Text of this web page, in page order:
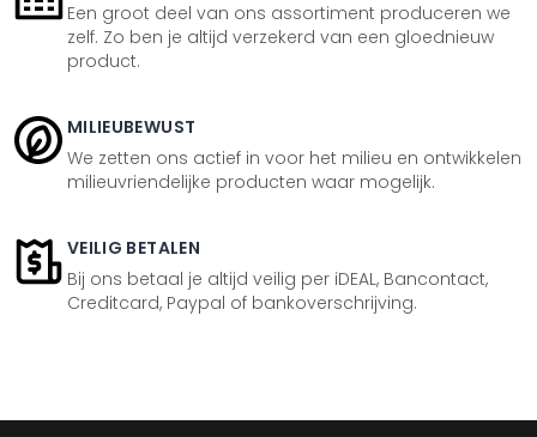
Een groot deel van ons assortiment produceren we
zelf. Zo ben je altijd verzekerd van een gloednieuw
product.
MILIEUBEWUST
We zetten ons actief in voor het milieu en ontwikkelen
milieuvriendelijke producten waar mogelijk.
VEILIG BETALEN
Bij ons betaal je altijd veilig per iDEAL, Bancontact,
Creditcard, Paypal of bankoverschrijving.